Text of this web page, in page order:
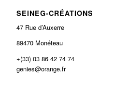
SEINEG-CRÉATIONS
47 Rue d’Auxerre
89470 Monéteau
+(33) 03 86 42 74 74
genies@orange.fr